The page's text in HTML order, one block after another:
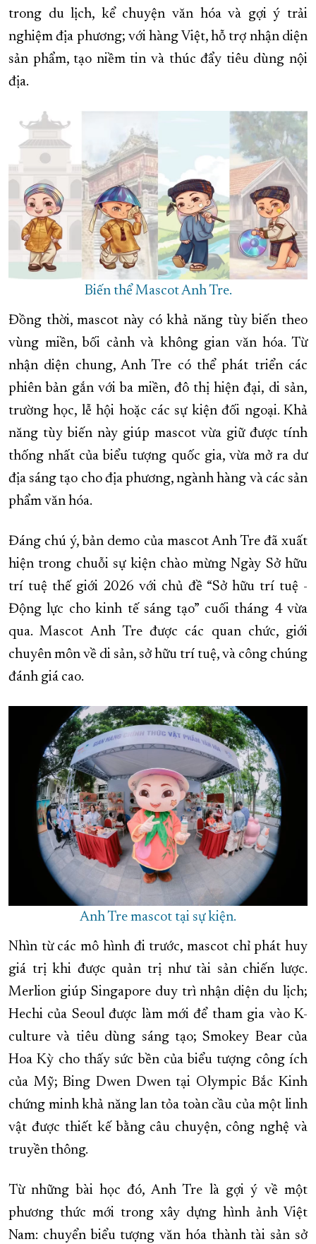
trong du lịch, kể chuyện văn hóa và gợi ý trải
nghiệm địa phương; với hàng Việt, hỗ trợ nhận diện
sản phẩm, tạo niềm tin và thúc đẩy tiêu dùng nội
địa.
Biến thể Mascot Anh Tre.
Đồng thời, mascot này có khả năng tùy biến theo
vùng miền, bối cảnh và không gian văn hóa. Từ
nhận diện chung, Anh Tre có thể phát triển các
phiên bản gắn với ba miền, đô thị hiện đại, di sản,
trường học, lễ hội hoặc các sự kiện đối ngoại. Khả
năng tùy biến này giúp mascot vừa giữ được tính
thống nhất của biểu tượng quốc gia, vừa mở ra dư
địa sáng tạo cho địa phương, ngành hàng và các sản
phẩm văn hóa.
Đáng chú ý, bản demo của mascot Anh Tre đã xuất
hiện trong chuỗi sự kiện chào mừng Ngày Sở hữu
trí tuệ thế giới 2026 với chủ đề “Sở hữu trí tuệ -
Động lực cho kinh tế sáng tạo” cuối tháng 4 vừa
qua. Mascot Anh Tre được các quan chức, giới
chuyên môn về di sản, sở hữu trí tuệ, và công chúng
đánh giá cao.
Anh Tre mascot tại sự kiện.
Nhìn từ các mô hình đi trước, mascot chỉ phát huy
giá trị khi được quản trị như tài sản chiến lược.
Merlion giúp Singapore duy trì nhận diện du lịch;
Hechi của Seoul được làm mới để tham gia vào K-
culture và tiêu dùng sáng tạo; Smokey Bear của
Hoa Kỳ cho thấy sức bền của biểu tượng công ích
của Mỹ; Bing Dwen Dwen tại Olympic Bắc Kinh
chứng minh khả năng lan tỏa toàn cầu của một linh
vật được thiết kế bằng câu chuyện, công nghệ và
truyền thông.
Từ những bài học đó, Anh Tre là gợi ý về một
phương thức mới trong xây dựng hình ảnh Việt
Nam: chuyển biểu tượng văn hóa thành tài sản sở